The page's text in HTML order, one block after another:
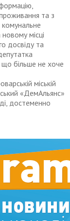
та з
комунальне
місці
досвіду та
що більше не хоче
міській
«Дем­Альянс»
достеменно